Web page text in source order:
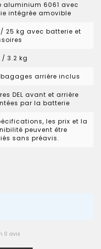
aluminium 6061 avec
intégrée amovible
25 kg avec batterie et
/ 3.2 kg
arrière inclus
DEL avant et arrière
par la batterie
les prix et la
peuvent être
sans préavis.
0 avis